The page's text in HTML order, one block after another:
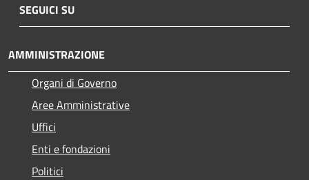
SEGUICI SU
AMMINISTRAZIONE
Organi di Governo
Aree Amministrative
Uffici
Enti e fondazioni
Politici